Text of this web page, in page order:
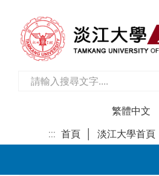
繁體中文
::: 首頁 淡江大學首頁